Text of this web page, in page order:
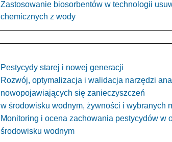
Zastosowanie biosorbentów w technologii
chemicznych z wody
Pestycydy starej i nowej generacji
Rozwój, optymalizacja i walidacja narzędzi
nowopojawiających się zanieczyszczeń
w środowisku wodnym, żywności i wybranych
Monitoring i ocena zachowania pestycydów w
środowisku wodnym